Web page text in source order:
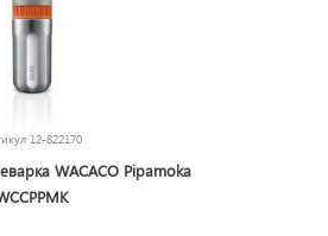
12-822170
WACACO Pipamoka